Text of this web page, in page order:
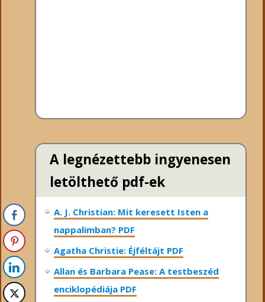
A legnézettebb ingyenesen
letölthető pdf-ek
A. J. Christian: Mit keresett Isten a
nappalimban? PDF
Agatha Christie: Éjféltájt PDF
Allan és Barbara Pease: A testbeszéd
enciklopédiája PDF